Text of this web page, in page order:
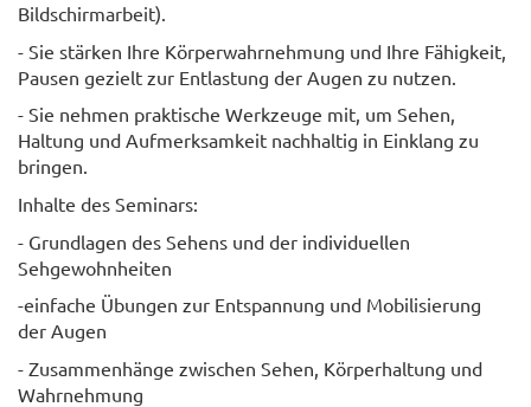
Bildschirmarbeit).
- Sie stärken Ihre Körperwahrnehmung und Ihre Fähigkeit,
Pausen gezielt zur Entlastung der Augen zu nutzen.
- Sie nehmen praktische Werkzeuge mit, um Sehen,
Haltung und Aufmerksamkeit nachhaltig in Einklang zu
bringen.
Inhalte des Seminars:
- Grundlagen des Sehens und der individuellen
Sehgewohnheiten
-einfache Übungen zur Entspannung und Mobilisierung
der Augen
- Zusammenhänge zwischen Sehen, Körperhaltung und
Wahrnehmung